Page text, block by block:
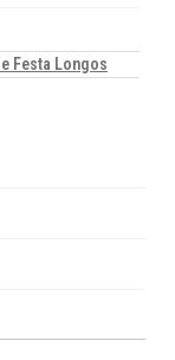
Festa Longos